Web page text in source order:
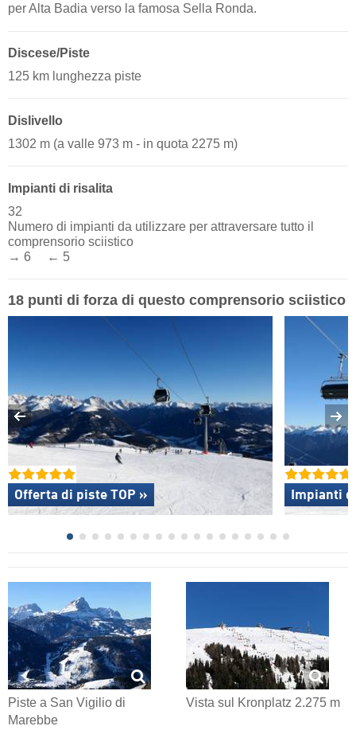
per Alta Badia verso la famosa Sella Ronda.
Discese/Piste
125 km lunghezza piste
Dislivello
1302 m (a valle 973 m - in quota 2275 m)
Impianti di risalita
32
Numero di impianti da utilizzare per attraversare tutto il
comprensorio sciistico
→ 6 ← 5
18 punti di forza di questo comprensorio sciistico
Offerta di piste TOP » Impianti
Piste a San Vigilio di
Marebbe
Vista sul Kronplatz 2.275 m